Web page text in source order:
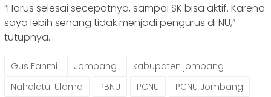
“Harus selesai secepatnya, sampai SK bisa aktif. Karena
saya lebih senang tidak menjadi pengurus di NU,”
tutupnya.
Gus Fahmi Jombang
kabupaten jombang
Nahdlatul Ulama
PBNU PCNU
PCNU Jombang